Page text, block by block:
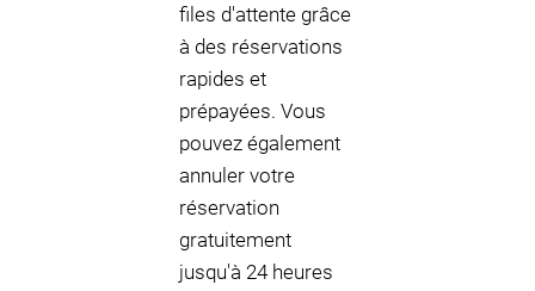
files d'attente grâce
à des réservations
rapides et
prépayées. Vous
pouvez également
annuler votre
réservation
gratuitement
jusqu'à 24 heures